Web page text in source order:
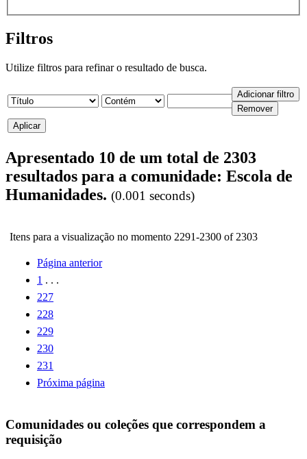
Filtros
Utilize filtros para refinar o resultado de busca.
Apresentado 10 de um total de 2303
resultados para a comunidade: Escola de
Humanidades. (0.001 seconds)
Itens para a visualização no momento 2291-2300 of 2303
Página anterior
1 . . .
227
228
229
230
231
Próxima página
Comunidades ou coleções que correspondem a
requisição